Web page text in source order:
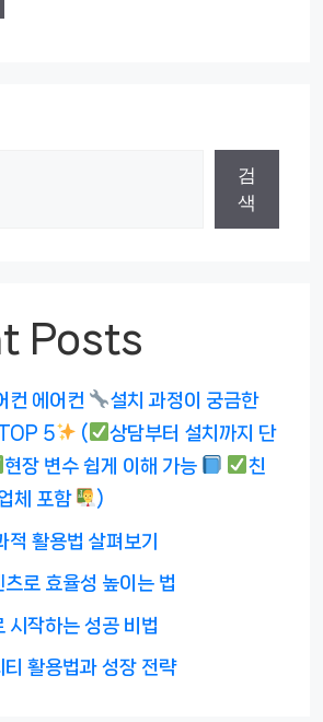
검
색
Posts
컨 에어컨
설치 과정이 궁금한
5
(
상담부터 설치까지 단
현장 변수 쉽게 이해 가능
친
체 포함
)
적 활용법 살펴보기
로 효율성 높이는 법
시작하는 성공 비법
티 활용법과 성장 전략